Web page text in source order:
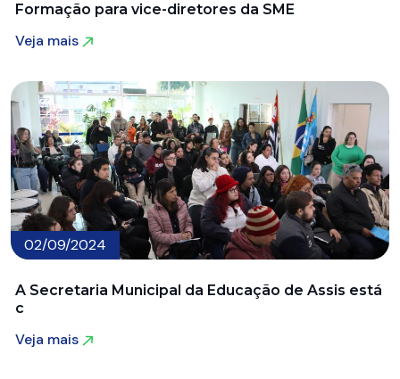
Formação para vice-diretores da SME
Veja mais
02/09/2024
A Secretaria Municipal da Educação de Assis está
c
Veja mais